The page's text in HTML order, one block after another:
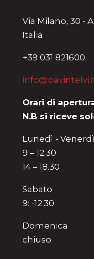
Via Milano, 30 -
Italia
+39 031 821600
Orari di
N.B si riceve
Lunedì - Venerdì
9 – 12:30
14 – 18.30
Sabato
9: -12:30
Domenica
chiuso